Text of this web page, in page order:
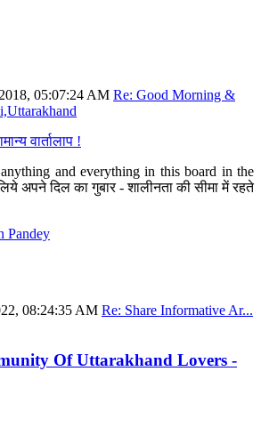
05:07:24 AM Re: Good Morning &
वार्तालाप !
and everything in this board in the
अपने दिल का गुबार - शालीनता की सीमा में रहते
Pandey
08:24:35 AM Re: Share Informative Ar...
Of Uttarakhand Lovers -